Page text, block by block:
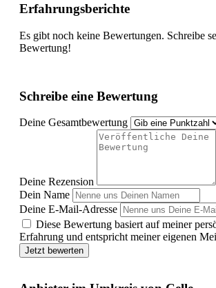
Erfahrungsberichte
Es gibt noch keine Bewertungen. Schreibe
Bewertung!
Schreibe eine Bewertung
Deine Gesamtbewertung
Deine Rezension
Dein Name
Deine E-Mail-Adresse
Diese Bewertung basiert auf meiner
Erfahrung und entspricht meiner eigenen
Jetzt bewerten